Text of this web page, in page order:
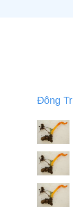
Đông